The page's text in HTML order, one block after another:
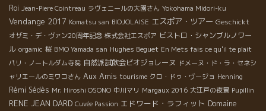
Roi Jean-Piere Cointreau ラヴェニールの大園さん Yokohama Midori-ku
Vendange 2017 Komatsu san BIOJOLAISE エスポア・ツアー Geschickt
オザミ・デ・ヴァン20周年記念 株式会社エスポア ビストロ・シャンブルノワー
ル orgamic 桜 BMO Yamada san Hughes Beguet En Mets fais ce qu'il te plait
パリ・ノートルダム寺院 自然派試飲会ビオジョレーヌ ドメーヌ・ド・ラ・セネシ
ャリエールのミワコさん Aux Amis tourisme クロ・ドゥ・ヴージョ Henning
Rémi Sédès Mr. Hiroshi OSONO 中川マリ Margaux 2016 大江戸の夜景 Pupillin
RENE JEAN DARD Cuvée Passion エドワード・ラフィット Domaine